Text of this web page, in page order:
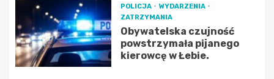
POLICJA
WYDARZENIA
ZATRZYMANIA
Obywatelska czujność
powstrzymała pijanego
kierowcę w Łebie.